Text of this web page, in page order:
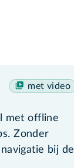
met video
met offline
Zonder
bij de